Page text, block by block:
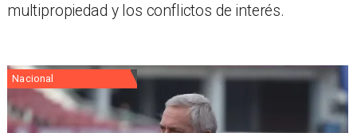
multipropiedad y los conflictos de interés.
Nacional